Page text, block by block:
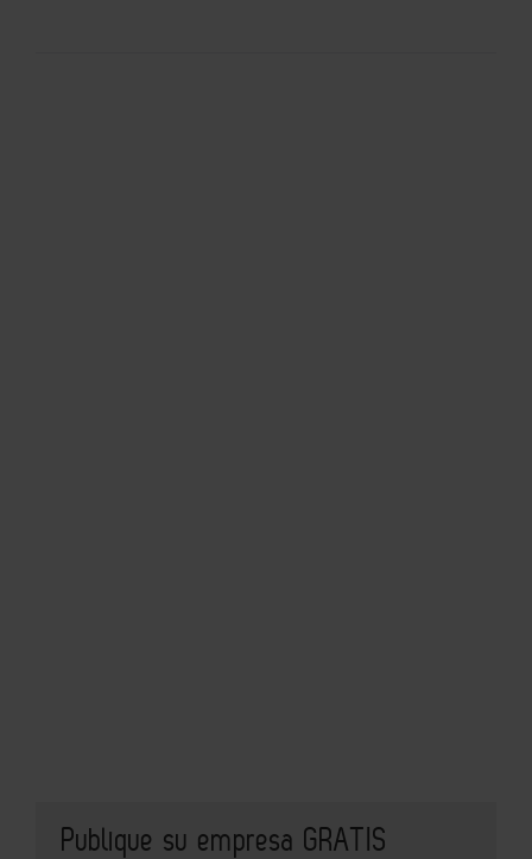
Publique su empresa GRATIS